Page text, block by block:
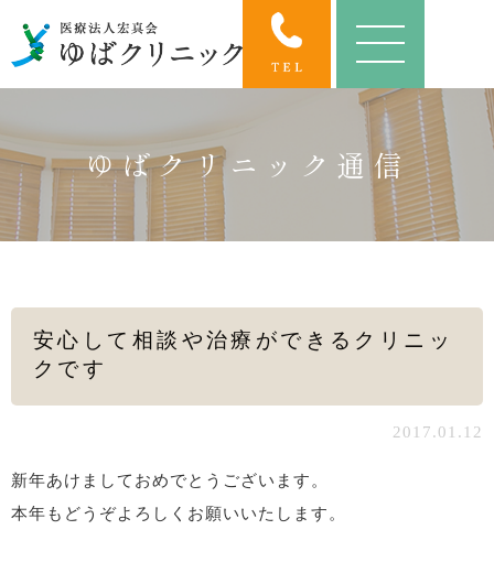
ゆばクリニック通信
安心して相談や治療ができるクリニッ
クです
2017.01.12
新年あけましておめでとうございます。
本年もどうぞよろしくお願いいたします。